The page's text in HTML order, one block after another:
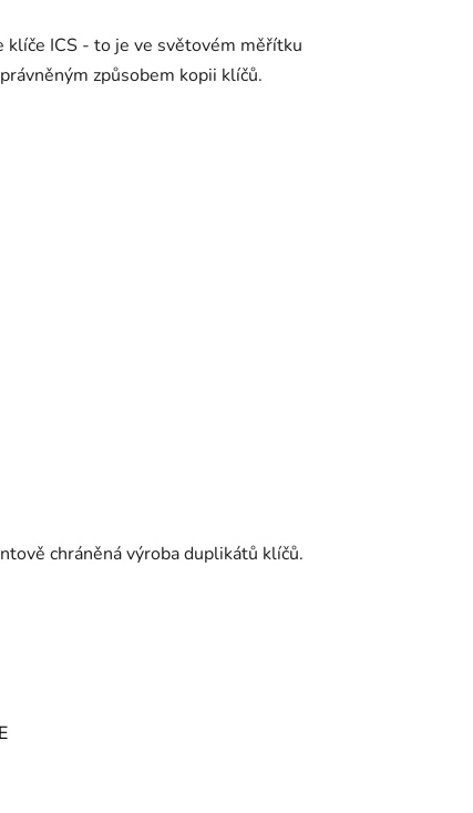
ICS - to je ve světovém měřítku
způsobem kopii klíčů.
chráněná výroba duplikátů klíčů.